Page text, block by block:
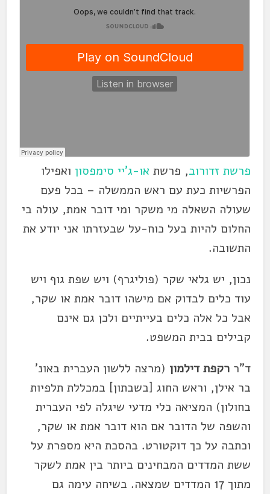
פרשת זדורוב, פרשת או-ג'יי סימפסון ואפילו
הפרשיות כעת עם ראש הממשלה – בכל פעם
שעולה השאלה מי משקר ומי דובר אמת, עולה בי
החלום להיות בעל כוח-על שבעזרתו אני יודע את
התשובה.
נכון, יש גלאי שקר (פוליגרף) ויש שפת גוף ויש
עוד כלים לבדוק אם מישהו דובר אמת או שקר,
אבל כל אלה כלים בעייתיים ולכן גם אינם
קבילים בבית המשפט.
ד"ררקפת דילמון (מרצה ללשון העברית באונ'
בר אילן, וראש החוג [בשבתון] במכללת תלפיות
בחולון) המציאה כלי מדעי שיגלה לפי העברית
והשפה של הדובר אם הוא דובר אמת או שקר,
וכתבה על כך דוקטורט. בהסכת היא מספרת על
ששת המדדים המבחינים ביותר בין אמת לשקר
מתוך 17 המדדים שמצאה. בשיחה עימה גם